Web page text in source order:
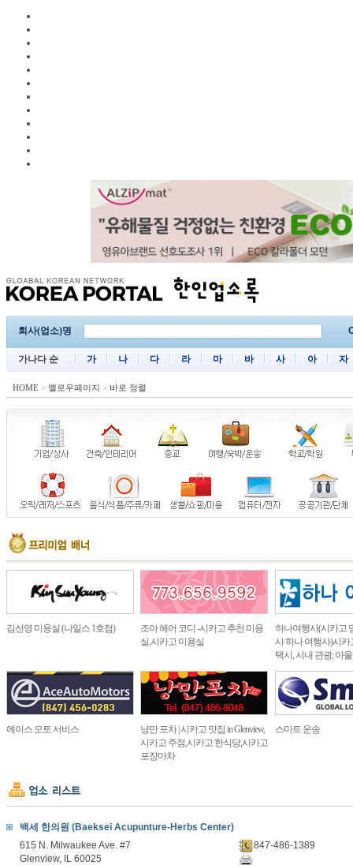
회사(업소)명
가나다 순 가 나 다 라 마 바 사 아 자
HOME > 옐로우페이지 > 바로 정렬
김선영 미용실 (나일스 1호점)
조아 헤어 코디 -시카고 추천 미용
실,시카고 미용실
하나여행사(시카고
사 하나 여행사)시카
택시, 시내 관광, 아
에이스 오토 서비스
낭만 포차 | 시카고 맛집 in Glenview,
시카고 주점,시카고 한식당,시카고
포장마차
스마트 운송
백세 한의원 (Baeksei Acupunture-Herbs Center)
615 N. Milwaukee Ave. #7
Glenview, IL 60025
847-486-1389